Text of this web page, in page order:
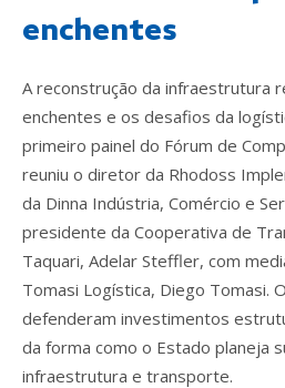
enchentes
A reconstrução da infraestrutura
enchentes e os desafios da
primeiro painel do Fórum de
reuniu o diretor da Rhodoss
da Dinna Indústria, Comércio e
presidente da Cooperativa de
Taquari, Adelar Steffler, com
Tomasi Logística, Diego Tomasi.
defenderam investimentos
da forma como o Estado planeja
infraestrutura e transporte.